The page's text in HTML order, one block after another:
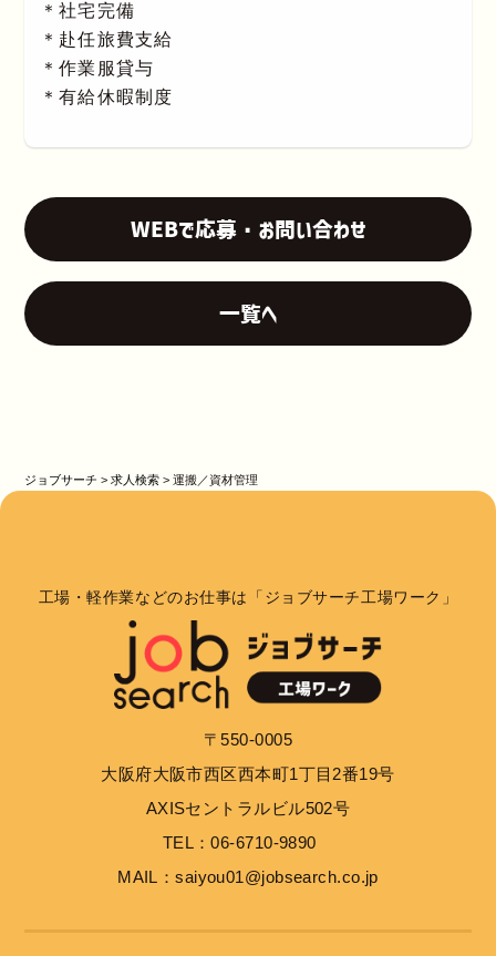
＊社宅完備
＊赴任旅費支給
＊作業服貸与
＊有給休暇制度
WEBで応募・お問い合わせ
一覧へ
ジョブサーチ >求人検索 >運搬／資材管理
工場・軽作業などのお仕事は「ジョブサーチ工場ワーク」
〒550-0005
大阪府大阪市西区西本町1丁目2番19号
AXISセントラルビル502号
TEL：06-6710-9890
MAIL：saiyou01@jobsearch.co.jp